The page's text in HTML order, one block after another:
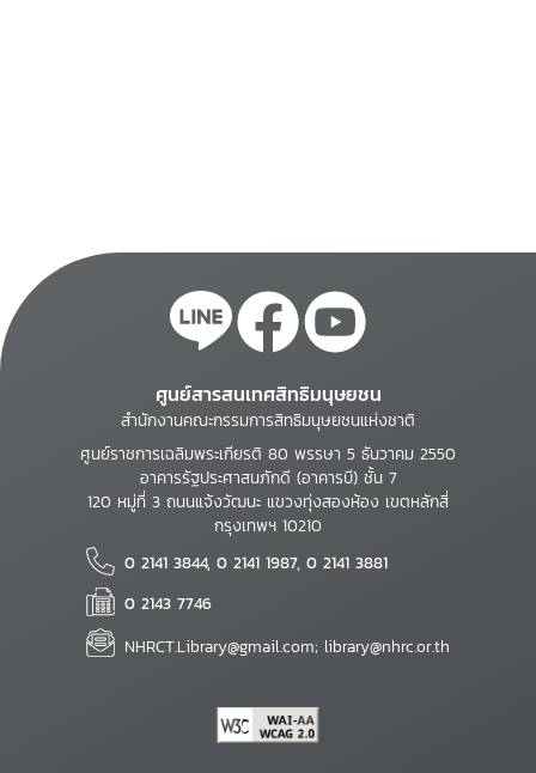
ศูนย์สารสนเทศสิทธิมนุษยชน
สำนักงานคณะกรรมการสิทธิมนุษยชนแห่งชาติ
ศูนย์ราชการเฉลิมพระเกียรติ 80 พรรษา 5 ธันวาคม 2550
อาคารรัฐประศาสนภักดี (อาคารบี) ชั้น 7
120 หมู่ที่ 3 ถนนแจ้งวัฒนะ แขวงทุ่งสองห้อง เขตหลักสี่
กรุงเทพฯ 10210
0 2141 3844, 0 2141 1987, 0 2141 3881
0 2143 7746
NHRCT.Library@gmail.com; library@nhrc.or.th